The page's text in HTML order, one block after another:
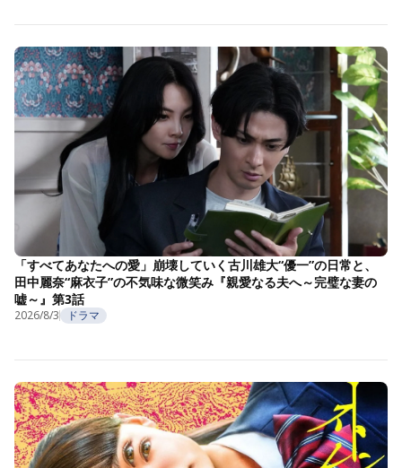
「すべてあなたへの愛」崩壊していく古川雄大“優一”の日常と、
田中麗奈“麻衣子”の不気味な微笑み『親愛なる夫へ～完璧な妻の
嘘～』第3話
2026/8/3 ドラマ